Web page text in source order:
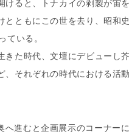
ると、トナカイの剥製が宙
ともにこの世を去り、昭和
ている。
た時代、文壇にデビューし
それぞれの時代における活
進むと企画展示のコーナー